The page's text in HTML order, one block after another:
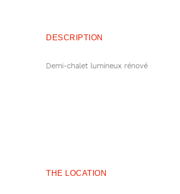
DESCRIPTION
Demi-chalet lumineux rénové
THE LOCATION